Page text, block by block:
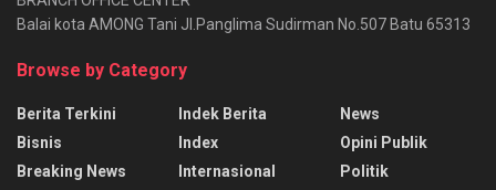
Balai kota AMONG Tani Jl.Panglima Sudirman No.507 Batu 65313
Browse by Category
Berita Terkini
Bisnis
Breaking News
Indek Berita
Index
Internasional
News
Opini Publik
Politik